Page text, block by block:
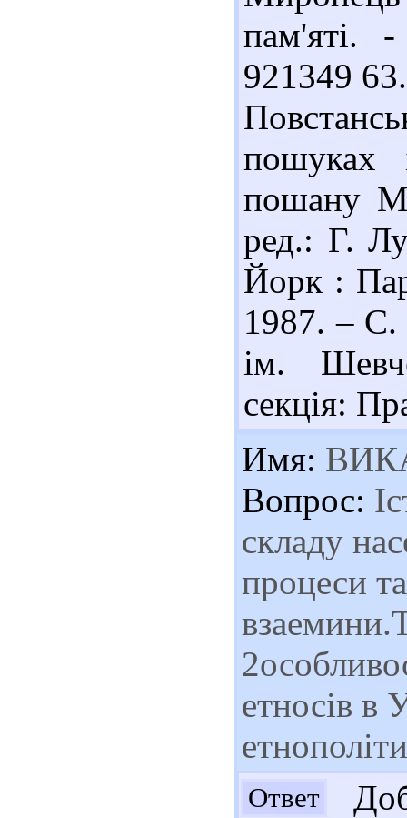
пам'яті.
921349
пошуках
пошану
ред.: Г.
Йорк :
1987. – С.
ім.
секція:
Имя:
Вопрос:
складу
процеси
етносiв в
Ответ